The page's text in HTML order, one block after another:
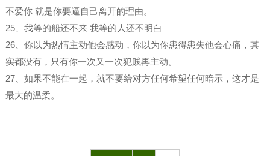
不爱你 就是你要逼自己离开的理由。
25、我等的船还不来 我等的人还不明白
26、你以为热情主动他会感动，你以为你患得患失他会心痛，其
实都没有，只有你一次又一次犯贱再主动。
27、如果不能在一起，就不要给对方任何希望任何暗示，这才是
最大的温柔。